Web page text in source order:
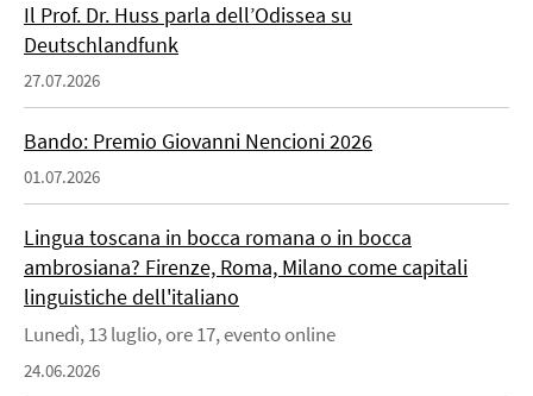
Il Prof. Dr. Huss parla dell’Odissea su
Deutschlandfunk
27.07.2026
Bando: Premio Giovanni Nencioni 2026
01.07.2026
Lingua toscana in bocca romana o in bocca
ambrosiana? Firenze, Roma, Milano come capitali
linguistiche dell'italiano
Lunedì, 13 luglio, ore 17, evento online
24.06.2026